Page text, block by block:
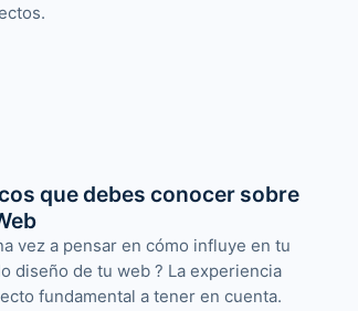
que debes conocer sobre
vez a pensar en cómo influye en tu
diseño de tu web ? La experiencia
fundamental a tener en cuenta.